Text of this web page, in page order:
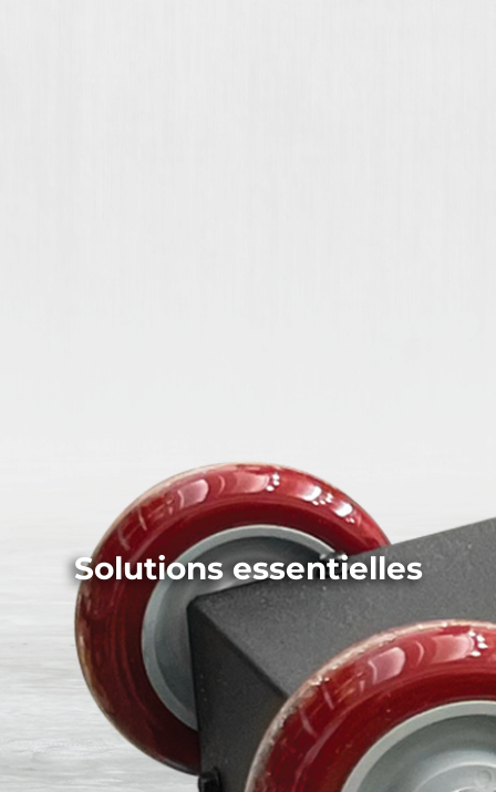
Solutions essentielles